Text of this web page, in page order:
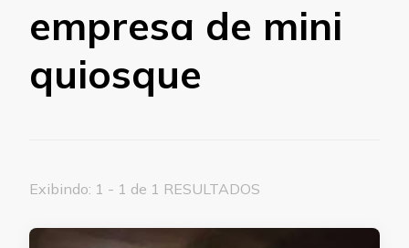
empresa de mini
quiosque
Exibindo: 1 - 1 de 1 RESULTADOS